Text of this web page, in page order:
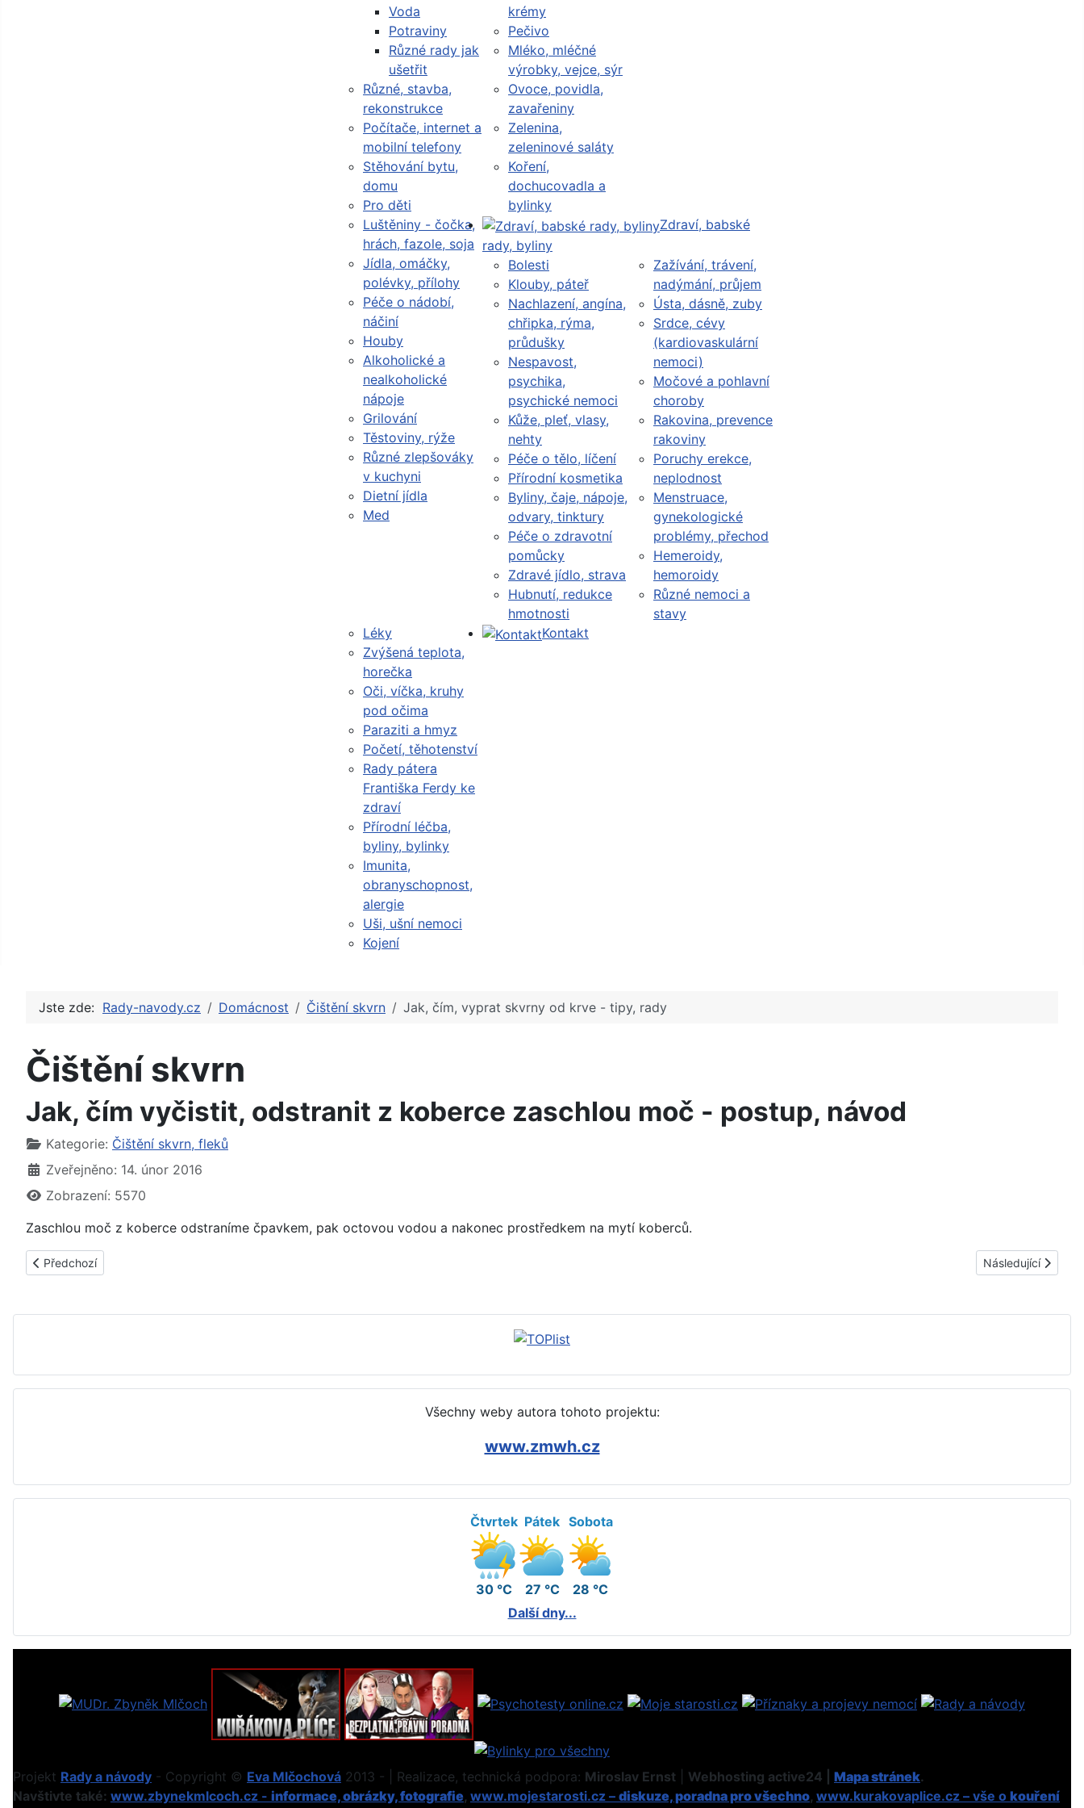
Voda
Potraviny
Různé rady jak
ušetřit
Různé, stavba,
rekonstrukce
Počítače, internet a
mobilní telefony
Stěhování bytu,
domu
Pro děti
krémy
Pečivo
Mléko, mléčné
výrobky, vejce, sýr
Ovoce, povidla,
zavařeniny
Zelenina,
zeleninové saláty
Koření,
dochucovadla a
bylinky
Luštěniny - čočka,
hrách, fazole, soja
Jídla, omáčky,
polévky, přílohy
Péče o nádobí,
náčiní
Houby
Alkoholické a
nealkoholické
nápoje
Grilování
Těstoviny, rýže
Různé zlepšováky
v kuchyni
Dietní jídla
Med
Zdraví, babské
rady, byliny
Bolesti
Klouby, páteř
Nachlazení, angína,
chřipka, rýma,
průdušky
Nespavost,
psychika,
psychické nemoci
Kůže, pleť, vlasy,
nehty
Péče o tělo, líčení
Přírodní kosmetika
Byliny, čaje, nápoje,
odvary, tinktury
Péče o zdravotní
pomůcky
Zdravé jídlo, strava
Hubnutí, redukce
hmotnosti
Zažívání, trávení,
nadýmání, průjem
Ústa, dásně, zuby
Srdce, cévy
(kardiovaskulární
nemoci)
Močové a pohlavní
choroby
Rakovina, prevence
rakoviny
Poruchy erekce,
neplodnost
Menstruace,
gynekologické
problémy, přechod
Hemeroidy,
hemoroidy
Různé nemoci a
stavy
Léky
Zvýšená teplota,
horečka
Oči, víčka, kruhy
pod očima
Paraziti a hmyz
Početí, těhotenství
Rady pátera
Františka Ferdy ke
zdraví
Přírodní léčba,
byliny, bylinky
Imunita,
obranyschopnost,
alergie
Uši, ušní nemoci
Kojení
Kontakt
Jste zde: Rady-navody.cz Domácnost Čištění skvrn Jak, čím, vyprat skvrny od krve - tipy, rady
Čištění skvrn
Jak, čím vyčistit, odstranit z koberce zaschlou moč - postup, návod
Základní údaje
Kategorie: Čištění skvrn, fleků
Zveřejněno: 14. únor 2016
Zobrazení: 5570
Zaschlou moč z koberce odstraníme čpavkem, pak octovou vodou a nakonec prostředkem na mytí koberců.
Předchozí článek: Jak, čím vyčistit, odstranit z koberce skvrny, fleky od inkoustu - postup, návod (kyselina citrónová)
Předchozí Další článek: Jak,
Následující
Všechny weby autora tohoto projektu:
www.zmwh.cz
Čtvrtek
30 °C
Pátek
27 °C
Sobota
28 °C
Další dny...
Projekt Rady a návody - Copyright © Eva Mlčochová 2013 - | Realizace, technická podpora: Miroslav Ernst Webhosting active24 | Mapa stránek.
Navštivte také: www.zbynekmlcoch.cz - informace, obrázky, fotografie, www.mojestarosti.cz – diskuze, poradna pro všechno, www.kurakovaplice.cz – vše o kouření